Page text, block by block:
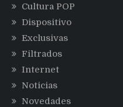
Cultura POP
Dispositivo
Exclusivas
Filtrados
Internet
Noticias
Novedades